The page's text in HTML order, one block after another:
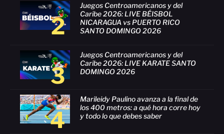
2
Juegos Centroamericanos y del
Caribe 2026: LIVE BÉISBOL
NICARAGUA vs PUERTO RICO
SANTO DOMINGO 2026
3
Juegos Centroamericanos y del
Caribe 2026: LIVE KARATE SANTO
DOMINGO 2026
4
Marileidy Paulino avanza a la final de
los 400 metros: a qué hora corre hoy
y todo lo que debes saber